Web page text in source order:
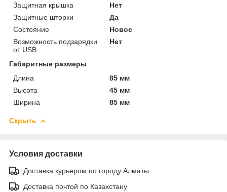
Защитная крышка
Нет
Защитные шторки
Да
Состояние
Новое
Возможность подзарядки
от USB
Нет
Габаритные размеры
Длина
85 мм
Высота
45 мм
Ширина
85 мм
Скрыть
Условия доставки
Доставка курьером по городу Алматы
Доставка почтой по Казахстану